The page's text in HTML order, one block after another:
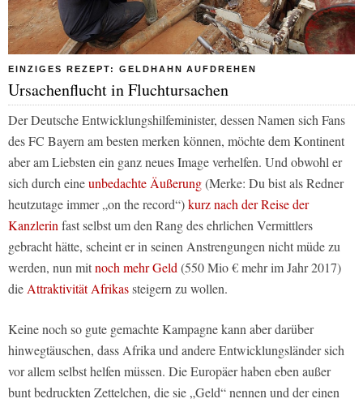
EINZIGES REZEPT: GELDHAHN AUFDREHEN
Ursachenflucht in Fluchtursachen
Der Deutsche Entwicklungshilfeminister, dessen Namen sich Fans
des FC Bayern am besten merken können, möchte dem Kontinent
aber am Liebsten ein ganz neues Image verhelfen. Und obwohl er
sich durch eineunbedachte Äußerung(Merke: Du bist als Redner
heutzutage immer „on the record“)kurz nach der Reise der
Kanzlerin fast selbst um den Rang des ehrlichen Vermittlers
gebracht hätte, scheint er in seinen Anstrengungen nicht müde zu
werden, nun mitnoch mehr Geld (550 Mio € mehr im Jahr 2017)
die Attraktivität Afrikassteigern zu wollen.
Keine noch so gute gemachte Kampagne kann aber darüber
hinwegtäuschen, dass Afrika und andere Entwicklungsländer sich
vor allem selbst helfen müssen. Die Europäer haben eben außer
bunt bedruckten Zettelchen, die sie „Geld“ nennen und der einen